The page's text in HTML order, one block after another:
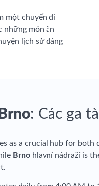
một chuyến đi
những món ăn
lịch sử đáng
Brno: Các ga
as a crucial hub for
Brno hlavní nádraží is